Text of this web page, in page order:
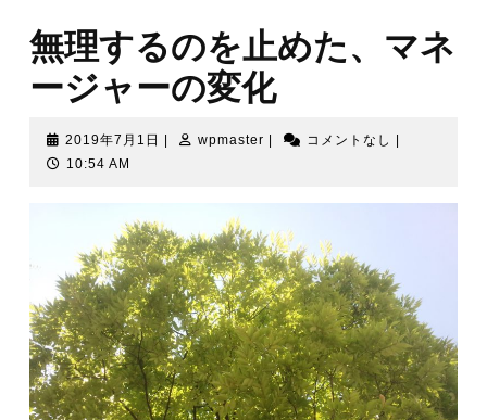
無理するのを止めた、マネ
ージャーの変化
2019年7月1日
2019
1
日
wpmaster wpmasterコメントなし
10:54 AM